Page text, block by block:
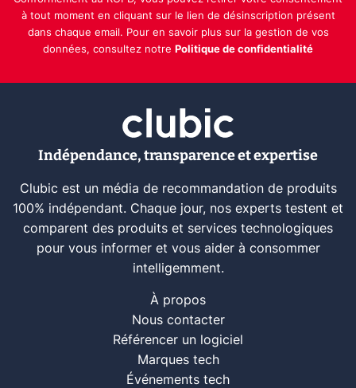
à tout moment en cliquant sur le lien de désinscription présent
dans chaque email. Pour en savoir plus sur la gestion de vos
données, consultez notre Politique de confidentialité
Indépendance, transparence et expertise
Clubic est un média de recommandation de produits
100% indépendant. Chaque jour, nos experts testent et
comparent des produits et services technologiques
pour vous informer et vous aider à consommer
intelligemment.
À propos
Nous contacter
Référencer un logiciel
Marques tech
Événements tech